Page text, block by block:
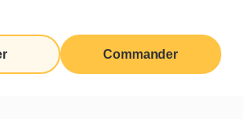
Commander